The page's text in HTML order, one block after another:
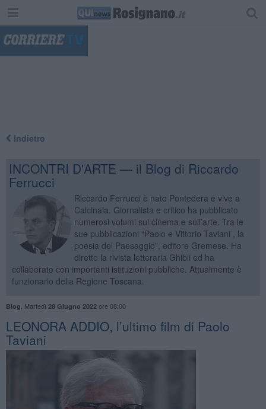
Indietro
INCONTRI D'ARTE — il Blog di Riccardo
Ferrucci
Riccardo Ferrucci è nato Pontedera e vive a
Calcinaia. Giornalista e critico ha pubblicato
numerosi volumi sul cinema e sull’arte. Tra le
sue pubblicazioni “Paolo e Vittorio Taviani , la
poesia del Paesaggio”, editore Gremese. Ha
diretto la rivista letteraria Ghibli ed ha
collaborato con importanti istituzioni pubbliche. Attualmente è
funzionario della Regione Toscana.
Blog Martedì 28 Giugno 2022ore 08:00
​LEONORA ADDIO, l’ultimo film di Paolo
Taviani